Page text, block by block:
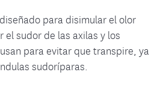
para disimular el olor
sudor de las axilas y los
para evitar que transpire, ya
sudoríparas.